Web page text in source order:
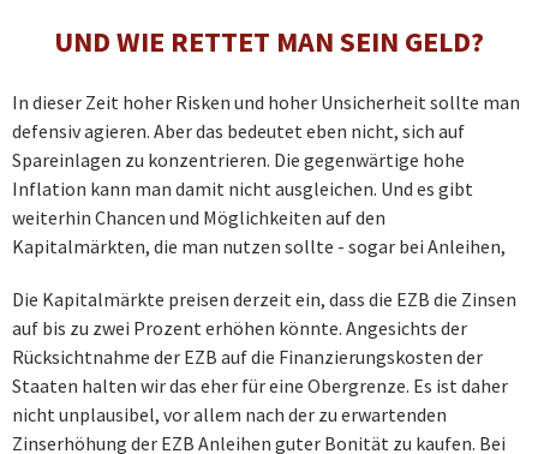
UND WIE RETTET MAN SEIN GELD?
In dieser Zeit hoher Risken und hoher Unsicherheit sollte man
defensiv agieren. Aber das bedeutet eben nicht, sich auf
Spareinlagen zu konzentrieren. Die gegenwärtige hohe
Inflation kann man damit nicht ausgleichen. Und es gibt
weiterhin Chancen und Möglichkeiten auf den
Kapitalmärkten, die man nutzen sollte - sogar bei Anleihen,
Die Kapitalmärkte preisen derzeit ein, dass die EZB die Zinsen
auf bis zu zwei Prozent erhöhen könnte. Angesichts der
Rücksichtnahme der EZB auf die Finanzierungskosten der
Staaten halten wir das eher für eine Obergrenze. Es ist daher
nicht unplausibel, vor allem nach der zu erwartenden
Zinserhöhung der EZB Anleihen guter Bonität zu kaufen. Bei